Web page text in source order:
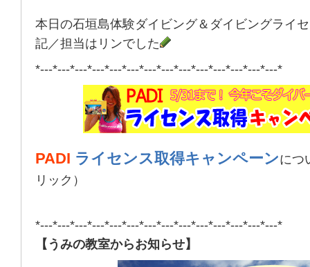
本日の石垣島体験ダイビング＆ダイビングライ
記／担当はリンでした
*---*---*---*---*---*---*---*---*---*---*---*---*---*---*
PADI ライセンス取得キャンペーンにつ
リック）
*---*---*---*---*---*---*---*---*---*---*---*---*---*---*
【うみの教室からお知らせ】